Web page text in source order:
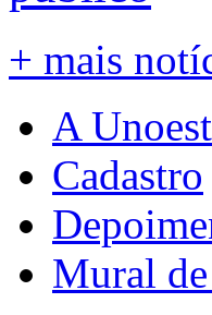
+ mais
A
Cadastro
Mural